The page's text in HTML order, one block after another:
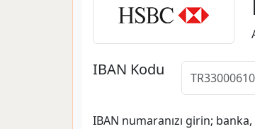
IBAN Kodu
IBAN numaranızı girin;